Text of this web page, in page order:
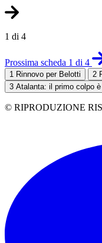
1 di 4
Prossima scheda 1 di 4
1 Rinnovo per Belotti 2
3 Atalanta: il primo colpo
© RIPRODUZIONE